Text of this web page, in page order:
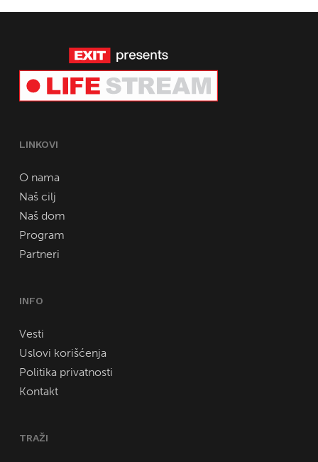
LINKOVI
O nama
Naš cilj
Naš dom
Program
Partneri
INFO
Vesti
Uslovi korišćenja
Politika privatnosti
Kontakt
TRAŽI